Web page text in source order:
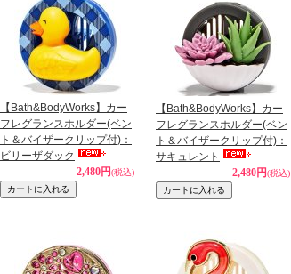
【Bath&BodyWorks】カー
フレグランスホルダー(ベン
ト＆バイザークリップ付)：
ビリーザダック
2,480円(税込)
【Bath&BodyWorks】カー
フレグランスホルダー(ベン
ト＆バイザークリップ付)：
サキュレント
2,480円(税込)